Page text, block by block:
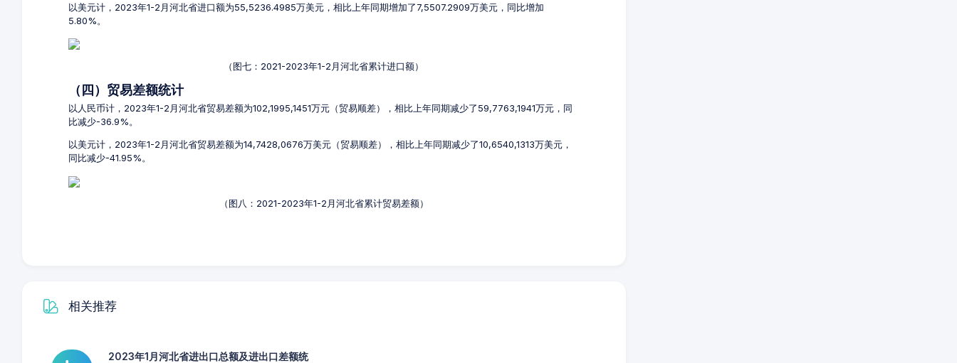
以美元计，2023年1-2月河北省进口额为55,5236.4985万美元，相比上年同期增加了7,5507.2909万美元，同比增加
5.80%。
（图七：2021-2023年1-2月河北省累计进口额）
（四）贸易差额统计
以人民币计，2023年1-2月河北省贸易差额为102,1995,1451万元（贸易顺差），相比上年同期减少了59,7763,1941万元，同
比减少-36.9%。
以美元计，2023年1-2月河北省贸易差额为14,7428,0676万美元（贸易顺差），相比上年同期减少了10,6540,1313万美元，
同比减少-41.95%。
（图八：2021-2023年1-2月河北省累计贸易差额）
相关推荐
2023年1月河北省进出口总额及进出口差额统